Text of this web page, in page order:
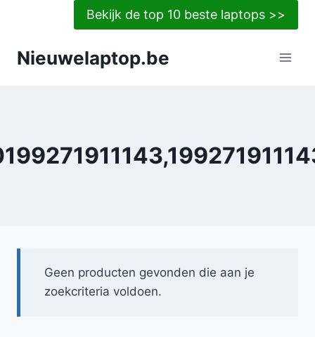
Bekijk de top 10 beste laptops >>
Nieuwelaptop.be
Geen producten gevonden die aan je
zoekcriteria voldoen.